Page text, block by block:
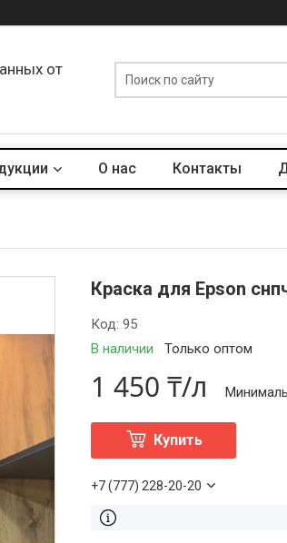
от
О нас Контакты
Краска для Epson
В наличии Только оптом
Код:95
1 450 ₸/л
Купить
+7 (777) 228-20-20